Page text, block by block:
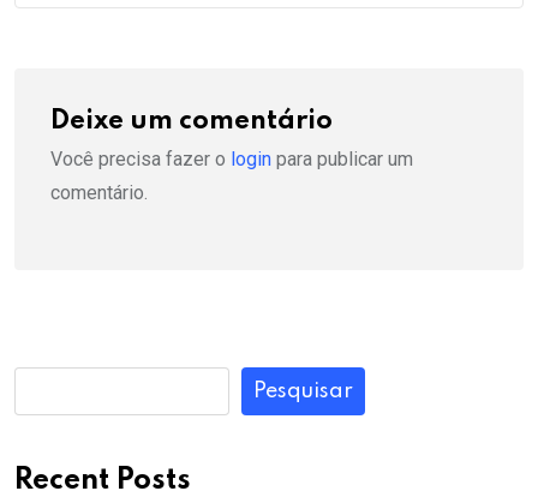
Deixe um comentário
Você precisa fazer o login para publicar um
comentário.
Pesquisar
Recent Posts